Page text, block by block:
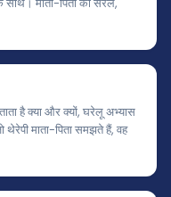
है क्या और क्यों, घरेलू अभ्यास
माता-पिता समझते हैं, वह